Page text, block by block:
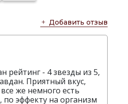
Добавить отзыв
рейтинг - 4 звезды из 5,
Приятный вкус,
же немного есть
эффекту на организм